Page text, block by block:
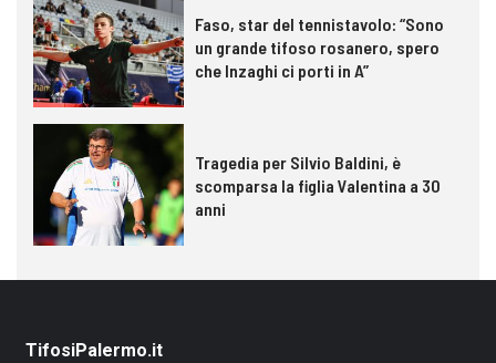
Faso, star del tennistavolo: “Sono
un grande tifoso rosanero, spero
che Inzaghi ci porti in A”
Tragedia per Silvio Baldini, è
scomparsa la figlia Valentina a 30
anni
TifosiPalermo.it